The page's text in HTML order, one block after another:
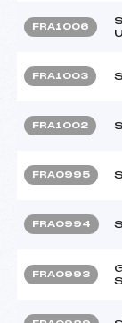
FRA1006
FRA1003
FRA1002
FRA0995
FRA0994
FRA0993